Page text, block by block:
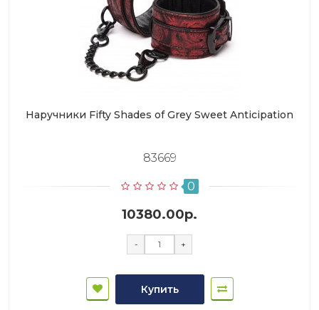
Наручники Fifty Shades of Grey Sweet Anticipation
83669
0
10380.00р.
- +
Купить